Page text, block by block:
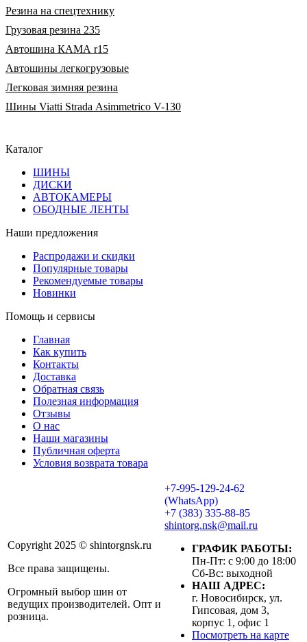
Резина на спецтехнику
Грузовая резина 235
Автошина КАМА r15
Автошины легкогрузовые
Легковая зимняя резина
Шины Viatti Strada Asimmetrico V-130
Каталог
ШИНЫ
ДИСКИ
АВТОКАМЕРЫ
ОБОДНЫЕ ЛЕНТЫ
Наши предложения
Распродажи и скидки
Популярные товары
Рекомендуемые товары
Новинки
Помощь и сервисы
Главная
Как купить
Контакты
Доставка
Обратная связь
Полезная информация
Отзывы
О нас
Наши магазины
Публичная оферта
Условия возврата товара
Copyright 2025 © shintorgnsk.ru
Все права защищены.
Огромный выбор шин от
ведущих производителей. Опт и
розница.
+7-995-129-24-62
(WhatsApp)
+7 (383) 335-88-85
shintorg.nsk@mail.ru
ГРАФИК РАБОТЫ:
Пн-Пт: с 9:00 до 18:00
Сб-Вс: выходной
НАШ АДРЕС:
г. Новосибирск, ул.
Гипсовая, дом 3,
корпус 1, офис 1
Посмотреть на карте